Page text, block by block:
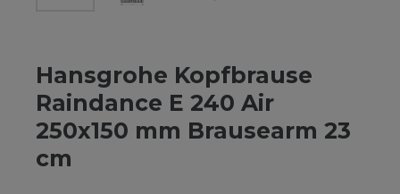
Hansgrohe Kopfbrause
Raindance E 240 Air
250x150 mm Brausearm 23
cm